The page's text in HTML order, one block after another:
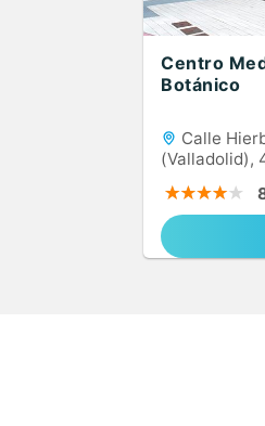
Centro
Botánico
Calle
(Valladolid),